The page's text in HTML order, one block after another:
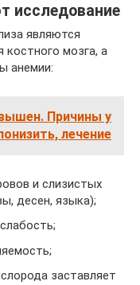
исследование
являются
костного мозга, а
анемии:
Причины у
лечение
и слизистых
десен, языка);
заставляет